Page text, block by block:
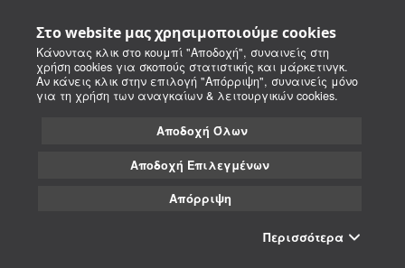
Στο website μας χρησιμοποιούμε cookies
Κάνοντας κλικ στο κουμπί "Αποδοχή", συναινείς στη
χρήση cookies για σκοπούς στατιστικής και μάρκετινγκ.
Αν κάνεις κλικ στην επιλογή "Απόρριψη", συναινείς μόνο
για τη χρήση των αναγκαίων & λειτουργικών cookies.
Αποδοχή Όλων
Αποδοχή Επιλεγμένων
Απόρριψη
Περισσότερα